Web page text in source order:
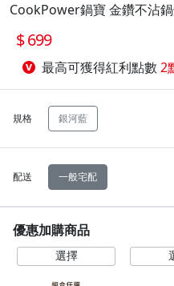
CookPower鍋寶 金鑽不沾
699
最高可獲得紅利點數 2
規格 銀河藍
配送 一般宅配
優惠加購商品